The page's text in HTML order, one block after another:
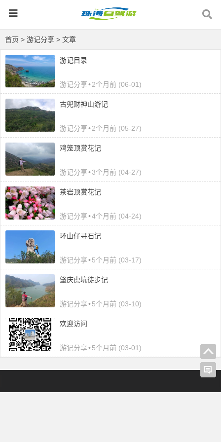
首页 > 游记分享 > 文章
游记目录
游记分享•2个月前 (06-01)
古兜财神山游记
游记分享•2个月前 (05-27)
鸡笼顶赏花记
游记分享•3个月前 (04-27)
茶岩顶赏花记
游记分享•4个月前 (04-24)
环山仔寻石记
游记分享•5个月前 (03-17)
肇庆虎坑徒步记
游记分享•5个月前 (03-10)
欢迎访问
游记分享•5个月前 (03-01)